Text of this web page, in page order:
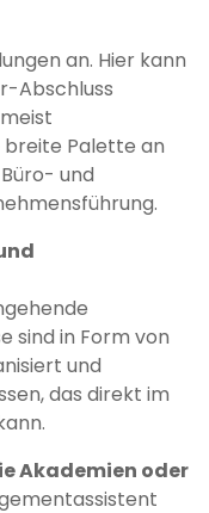
an. Hier kann
Abschluss
Palette an
und
sind in Form von
und
das direkt im
Akademien oder